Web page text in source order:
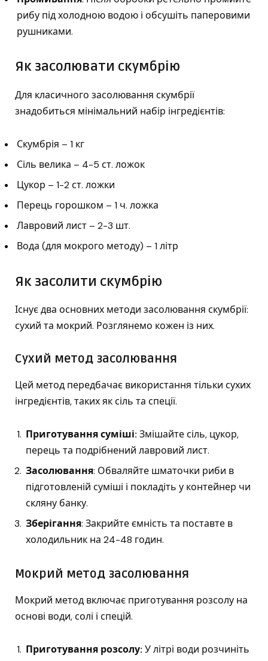
рибу під холодною водою і обсушіть паперовими
рушниками.
Як засолювати скумбрію
Для класичного засолювання скумбрії
знадобиться мінімальний набір інгредієнтів:
Скумбрія – 1 кг
Сіль велика – 4-5 ст. ложок
Цукор – 1-2 ст. ложки
Перець горошком – 1 ч. ложка
Лавровий лист – 2-3 шт.
Вода (для мокрого методу) – 1 літр
Як засолити скумбрію
Існує два основних методи засолювання скумбрії:
сухий та мокрий. Розглянемо кожен із них.
Сухий метод засолювання
Цей метод передбачає використання тільки сухих
інгредієнтів, таких як сіль та спеції.
Приготування суміші: Змішайте сіль, цукор,
перець та подрібнений лавровий лист.
Засолювання: Обваляйте шматочки риби в
підготовленій суміші і покладіть у контейнер чи
скляну банку.
Зберігання: Закрийте ємність та поставте в
холодильник на 24-48 годин.
Мокрий метод засолювання
Мокрий метод включає приготування розсолу на
основі води, солі і спецій.
Приготування розсолу: У літрі води розчиніть